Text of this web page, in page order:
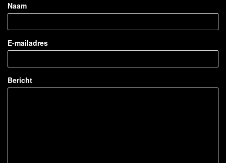
Naam
E-mailadres
Bericht